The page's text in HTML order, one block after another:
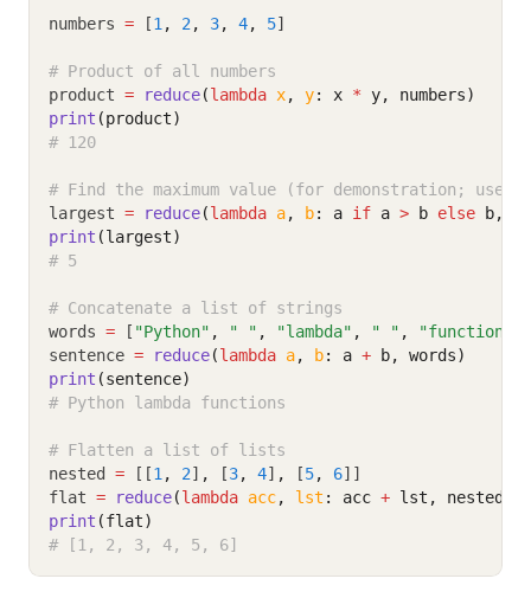
numbers = [1 , 2 , 3, 4, 5]
# Product of all numbers
product = reduce(lambda x, y: x * y, numbers)
print (product)
# 120
# Find the maximum value (for demonstration; use
largest = reduce(lambda a, b: a if a > b else b,
print (largest)
# 5
# Concatenate a list of strings
words = [ "Python" , " " , "lambda" , " " , "functions"
sentence = reduce(lambda a, b: a + b, words)
print (sentence)
# Python lambda functions
# Flatten a list of lists
nested = [[1 , 2] , [3, 4] , [5, 6]]
flat = reduce(lambda acc, lst : acc + lst, nested)
print (flat)
# [1, 2, 3, 4, 5, 6]